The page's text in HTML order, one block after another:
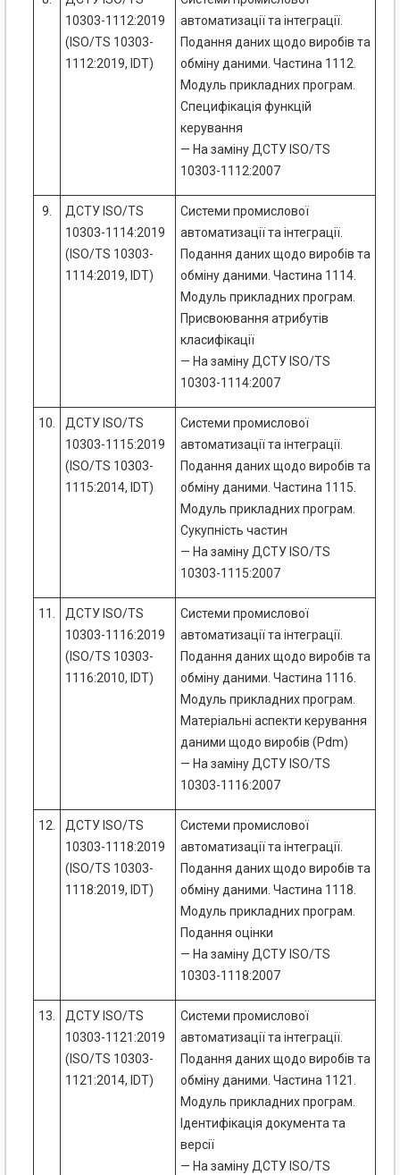
10303-1112:2019
(ISO/TS 10303-
1112:2019, IDT)
автоматизації та інтеграції.
Подання даних щодо виробів та
обміну даними. Частина 1112.
Модуль прикладних програм.
Специфікація функцій
керування
— На заміну ДСТУ ISO/TS
10303-1112:2007
9.
ДСТУ ISO/TS
10303-1114:2019
(ISO/TS 10303-
1114:2019, IDT)
Системи промислової
автоматизації та інтеграції.
Подання даних щодо виробів та
обміну даними. Частина 1114.
Модуль прикладних програм.
Присвоювання атрибутів
класифікації
— На заміну ДСТУ ISO/TS
10303-1114:2007
10.
ДСТУ ISO/TS
10303-1115:2019
(ISO/TS 10303-
1115:2014, IDT)
Системи промислової
автоматизації та інтеграції.
Подання даних щодо виробів та
обміну даними. Частина 1115.
Модуль прикладних програм.
Сукупність частин
— На заміну ДСТУ ISO/TS
10303-1115:2007
11.
ДСТУ ISO/TS
10303-1116:2019
(ISO/TS 10303-
1116:2010, IDT)
Системи промислової
автоматизації та інтеграції.
Подання даних щодо виробів та
обміну даними. Частина 1116.
Модуль прикладних програм.
Матеріальні аспекти керування
даними щодо виробів (Pdm)
— На заміну ДСТУ ISO/TS
10303-1116:2007
12.
ДСТУ ISO/TS
10303-1118:2019
(ISO/TS 10303-
1118:2019, IDT)
Системи промислової
автоматизації та інтеграції.
Подання даних щодо виробів та
обміну даними. Частина 1118.
Модуль прикладних програм.
Подання оцінки
— На заміну ДСТУ ISO/TS
10303-1118:2007
13.
ДСТУ ISO/TS
10303-1121:2019
(ISO/TS 10303-
1121:2014, IDT)
Системи промислової
автоматизації та інтеграції.
Подання даних щодо виробів та
обміну даними. Частина 1121.
Модуль прикладних програм.
Ідентифікація документа та
версії
— На заміну ДСТУ ISO/TS